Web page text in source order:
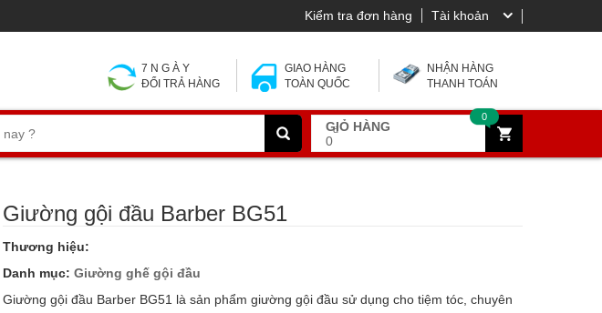
Tài khoản
Kiểm tra đơn hàng
7 N G À Y
ĐỔI TRẢ HÀNG
GIAO HÀNG
TOÀN QUỐC
NHẬN HÀNG
THANH TOÁN
GIỎ HÀNG
0
đ
0
Giường gội đầu Barber BG51
Thương hiệu:
Danh mục: Giường ghế gội đầu
Giường gội đầu Barber BG51 là sản phẩm giường gội đầu sử dụng cho tiệm tóc, chuyên